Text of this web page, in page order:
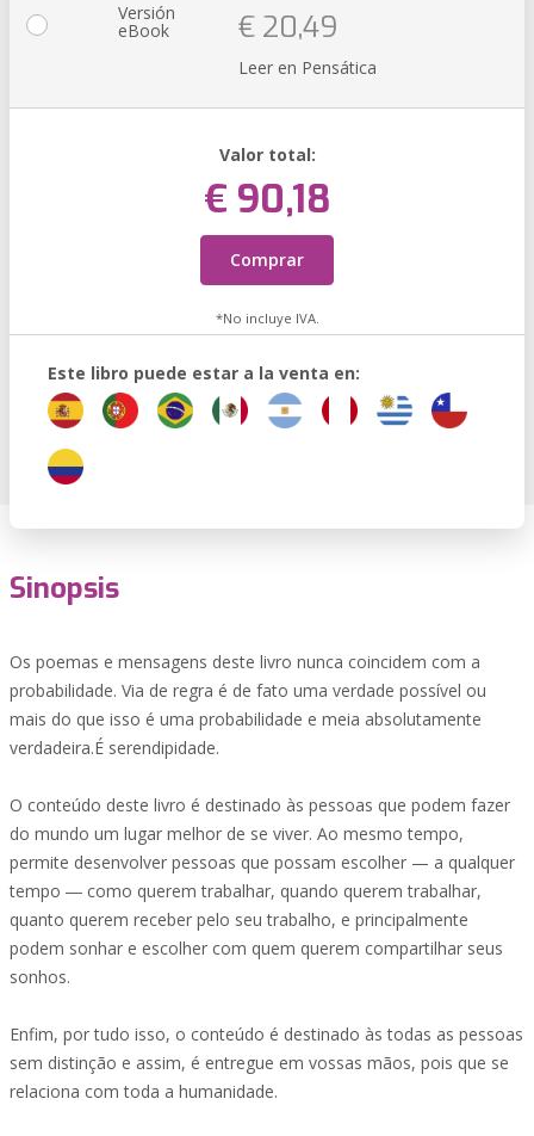
Versión
eBook € 20,49
Leer en Pensática
Valor total:
€ 90,18
Comprar
*No incluye IVA.
Este libro puede estar a la venta en:
Sinopsis
Os poemas e mensagens deste livro nunca coincidem com a
probabilidade. Via de regra é de fato uma verdade possível ou
mais do que isso é uma probabilidade e meia absolutamente
verdadeira.É serendipidade.
O conteúdo deste livro é destinado às pessoas que podem fazer
do mundo um lugar melhor de se viver. Ao mesmo tempo,
permite desenvolver pessoas que possam escolher — a qualquer
tempo ― como querem trabalhar, quando querem trabalhar,
quanto querem receber pelo seu trabalho, e principalmente
podem sonhar e escolher com quem querem compartilhar seus
sonhos.
Enfim, por tudo isso, o conteúdo é destinado às todas as pessoas
sem distinção e assim, é entregue em vossas mãos, pois que se
relaciona com toda a humanidade.